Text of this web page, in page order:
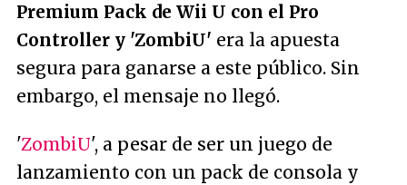
Premium Pack de Wii U con el Pro
Controller y 'ZombiU' era la apuesta
segura para ganarse a este público. Sin
embargo, el mensaje no llegó.
'ZombiU', a pesar de ser un juego de
lanzamiento con un pack de consola y